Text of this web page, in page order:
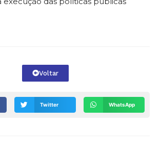
Voltar
Twitter WhatsApp